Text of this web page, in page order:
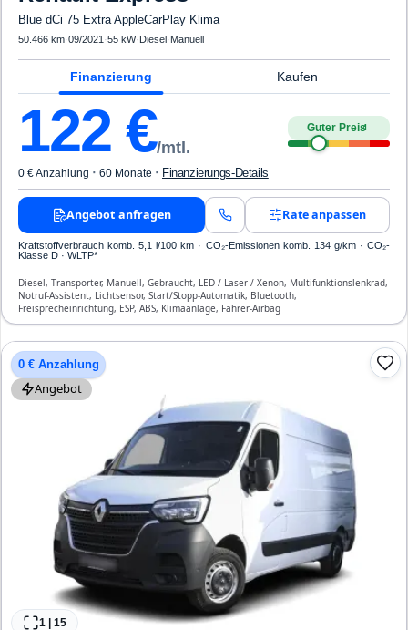
Blue dCi 75 Extra AppleCarPlay Klima
50.466 km·09/2021 ·55 kW· Diesel· Manuell
Finanzierung Kaufen
122 €/mtl.
Guter Preis4
0 € Anzahlung · 60 Monate · Finanzierungs-Details
Angebot anfragen Rate anpassen
Kraftstoffverbrauch komb. 5,1 l/100 km · CO₂-Emissionen komb. 134 g/km · CO₂-
Klasse D · WLTP*
Diesel, Transporter, Manuell, Gebraucht, LED / Laser / Xenon, Multifunktionslenkrad,
Notruf-Assistent, Lichtsensor, Start/Stopp-Automatik, Bluetooth,
Freisprecheinrichtung, ESP, ABS, Klimaanlage, Fahrer-Airbag
0 € Anzahlung
Angebot
1 | 15